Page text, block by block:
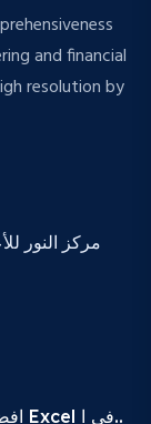
and financial
resolution by
افضل دورة تحليل البيانات Excel في ا..